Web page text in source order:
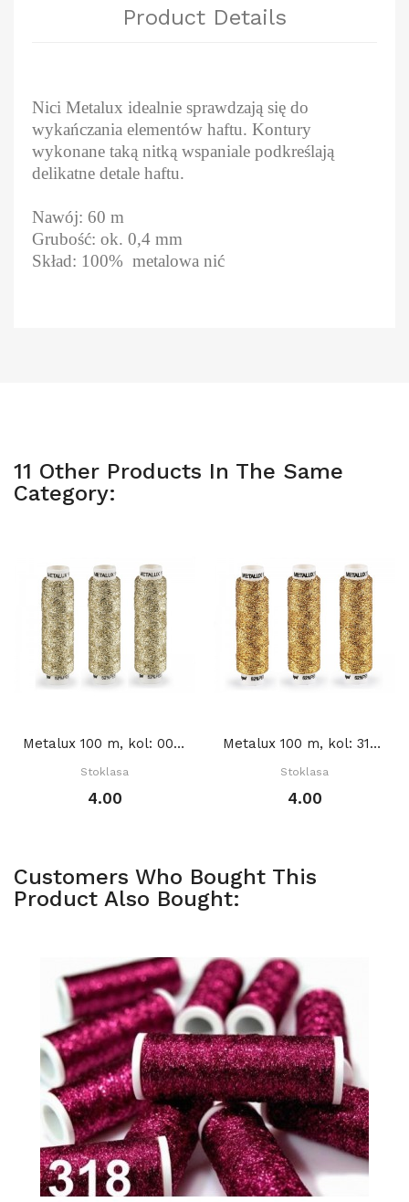
Product Details
Nici Metalux idealnie sprawdzają się do
wykańczania elementów haftu. Kontury
wykonane taką nitką wspaniale podkreślają
delikatne detale haftu.
Nawój: 60 m
Grubość: ok. 0,4 mm
Skład: 100% metalowa nić
11 Other Products In The Same
Category:
Metalux 100 m, kol: 001 ZŁOTY JASNY
Stoklasa
4.00
Metalux 100 m, kol: 312 ZŁOTY
Stoklasa
4.00
Customers Who Bought This
Product Also Bought: